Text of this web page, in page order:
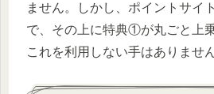
ません。しかし、ポイントサイ
で、その上に特典①が丸ごと上
これを利用しない手はありません